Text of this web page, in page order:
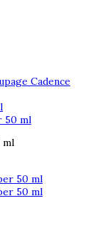
Cadence
50 ml